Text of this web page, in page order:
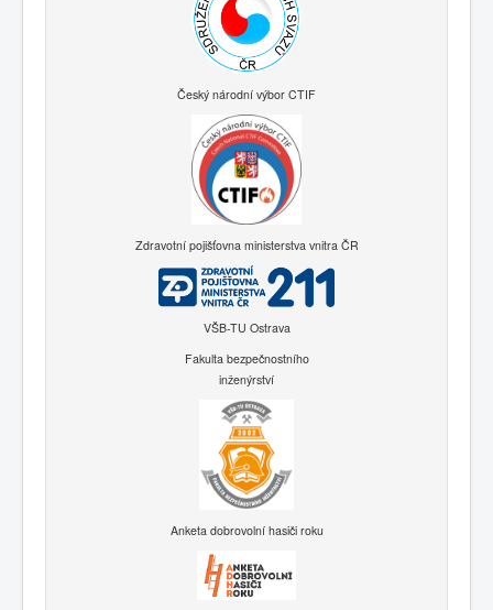
Český národní výbor CTIF
Zdravotní pojišťovna ministerstva vnitra ČR
VŠB-TU Ostrava
Fakulta bezpečnostního
inženýrství
Anketa dobrovolní hasiči roku